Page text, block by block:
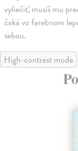
vyliečiť, musíš mu
čaká vo farebnom
sebou.
High-contrast mode